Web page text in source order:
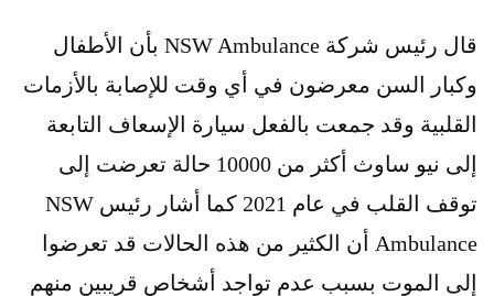
قال رئيس شركة NSW Ambulance بأن الأطفال
وكبار السن معرضون في أي وقت للإصابة بالأزمات
القلبية وقد جمعت بالفعل سيارة الإسعاف التابعة
إلى نيو ساوث أكثر من 10000 حالة تعرضت إلى
توقف القلب في عام 2021 كما أشار رئيس NSW
Ambulance أن الكثير من هذه الحالات قد تعرضوا
إلى الموت بسبب عدم تواجد أشخاص قريبين منهم